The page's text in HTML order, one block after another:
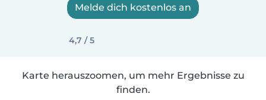
Melde dich kostenlos an
4,7 / 5
Karte herauszoomen, um mehr Ergebnisse zu
finden.